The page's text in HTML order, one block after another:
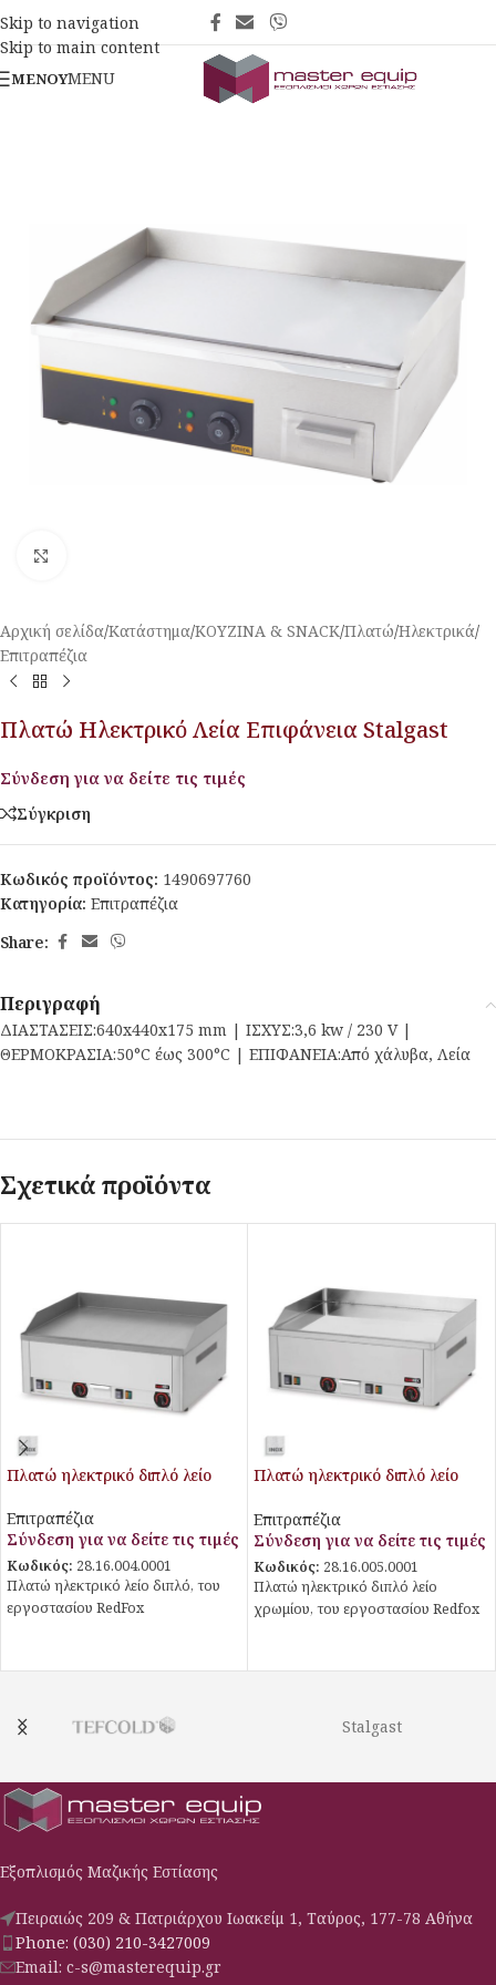
Skip to navigation
Skip to main content
ΜΕΝΟΎMENU
Αρχική σελίδα/Κατάστημα/ΚΟΥΖΙΝΑ & SNACK/Πλατώ/Ηλεκτρικά/
Επιτραπέζια
Πλατώ Ηλεκτρικό Λεία Επιφάνεια Stalgast
Σύνδεση για να δείτε τις τιμές
Σύγκριση
Κωδικός προϊόντος: 1490697760
Κατηγορία: Επιτραπέζια
Share:
Περιγραφή
ΔΙΑΣΤΑΣΕΙΣ:640x440x175 mm | ΙΣΧΥΣ:3,6 kw / 230 V |
ΘΕΡΜΟΚΡΑΣΙΑ:50°C έως 300°C | ΕΠΙΦΑΝΕΙΑ:Από χάλυβα, Λεία
Σχετικά προϊόντα
Πλατώ ηλεκτρικό διπλό λείο
Επιτραπέζια
Σύνδεση για να δείτε τις τιμές
Κωδικός: 28.16.004.0001
Πλατώ ηλεκτρικό λείο διπλό, του
εργοστασίου RedFox
Πλατώ ηλεκτρικό διπλό λείο
Επιτραπέζια
Σύνδεση για να δείτε τις τιμές
Κωδικός: 28.16.005.0001
Πλατώ ηλεκτρικό διπλό λείο
χρωμίου, του εργοστασίου Redfox
Stalgast
Εξοπλισμός Μαζικής Εστίασης
Πειραιώς 209 & Πατριάρχου Ιωακείμ 1, Ταύρος, 177-78 Αθήνα
Phone: (030) 210-3427009
Email: c-s@masterequip.gr